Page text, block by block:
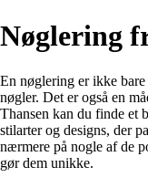
Nøglering
En nøglering er ikke
nøgler. Det er også en
Thansen kan du finde et
stilarter og designs, der
nærmere på nogle af de
gør dem unikke.